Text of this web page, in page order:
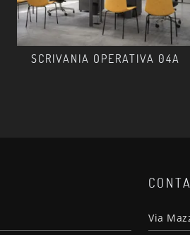
SCRIVANIA OPERATIVA 04A
Via